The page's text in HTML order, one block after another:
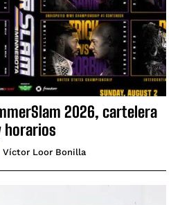
2026, cartelera
horarios
Víctor Loor Bonilla